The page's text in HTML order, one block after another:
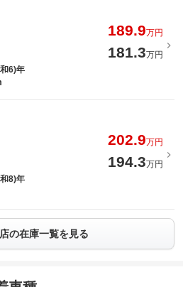
189.9万円
181.3万円
6)年
202.9万円
194.3万円
8)年
の在庫一覧を見る